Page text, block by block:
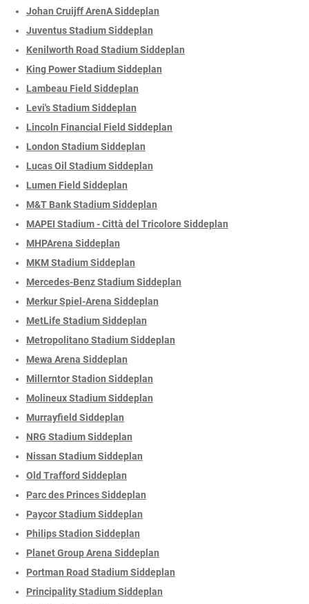
Johan Cruijff ArenA Siddeplan
Juventus Stadium Siddeplan
Kenilworth Road Stadium Siddeplan
King Power Stadium Siddeplan
Lambeau Field Siddeplan
Levi's Stadium Siddeplan
Lincoln Financial Field Siddeplan
London Stadium Siddeplan
Lucas Oil Stadium Siddeplan
Lumen Field Siddeplan
M&T Bank Stadium Siddeplan
MAPEI Stadium - Città del Tricolore Siddeplan
MHPArena Siddeplan
MKM Stadium Siddeplan
Mercedes-Benz Stadium Siddeplan
Merkur Spiel-Arena Siddeplan
MetLife Stadium Siddeplan
Metropolitano Stadium Siddeplan
Mewa Arena Siddeplan
Millerntor Stadion Siddeplan
Molineux Stadium Siddeplan
Murrayfield Siddeplan
NRG Stadium Siddeplan
Nissan Stadium Siddeplan
Old Trafford Siddeplan
Parc des Princes Siddeplan
Paycor Stadium Siddeplan
Philips Stadion Siddeplan
Planet Group Arena Siddeplan
Portman Road Stadium Siddeplan
Principality Stadium Siddeplan